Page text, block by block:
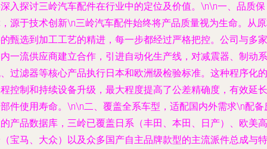
入探讨三岭汽车配件在行业中的定位及价值。\n\n一、品质保
源于技术创新\n三岭汽车配件始终将产品质量视为生命。从
甄选到加工工艺的精进，每一步都经过严格把控。公司与多家
一流供应商建立合作，引进自动化生产线，对减震器、制动系
过滤器等核心产品执行日本和欧洲级检验标准。这种程序化的
控制和持续设备升级，最大程度提高了公差精确度，有效延长
件使用寿命。\n\n二、覆盖全系车型，适配国内外需求\n配备
产品数据库，三岭已覆盖日系（丰田、本田、日产）、欧美高
宝马、大众）以及众多国产自主品牌款型的主流派件总成与特